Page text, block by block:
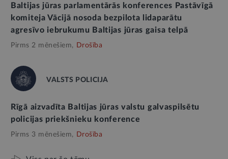
Baltijas jūras parlamentārās konferences Pastāvīgā
komiteja Vācijā nosoda bezpilota lidaparātu
agresīvo iebrukumu Baltijas jūras gaisa telpā
Pirms 2 mēnešiem, Drošība
VALSTS POLICIJA
Rīgā aizvadīta Baltijas jūras valstu galvaspilsētu
policijas priekšnieku konference
Pirms 3 mēnešiem, Drošība